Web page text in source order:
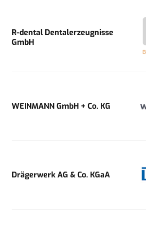
R-dental Dentalerzeugnisse
GmbH
WEINMANN GmbH + Co. KG
Drägerwerk AG & Co. KGaA